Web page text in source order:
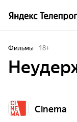
Фильмы 18+
Cinema